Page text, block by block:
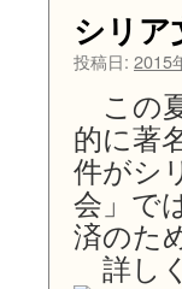
シリア
投稿日: 2015
この
的に著
件がシ
会」で
済のた
詳し